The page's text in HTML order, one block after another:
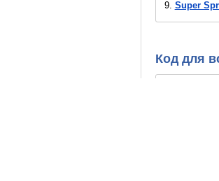
9. Super
10.Super
13. Super
Код для